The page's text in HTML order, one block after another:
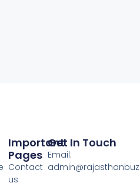
Important
Pages
Contact
us
Get In Touch
Email: